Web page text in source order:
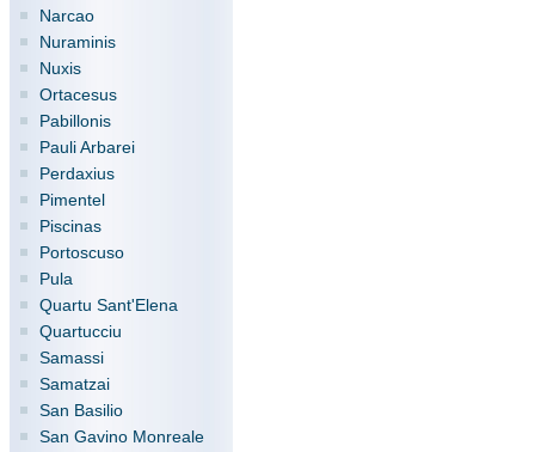
Narcao
Nuraminis
Nuxis
Ortacesus
Pabillonis
Pauli Arbarei
Perdaxius
Pimentel
Piscinas
Portoscuso
Pula
Quartu Sant'Elena
Quartucciu
Samassi
Samatzai
San Basilio
San Gavino Monreale